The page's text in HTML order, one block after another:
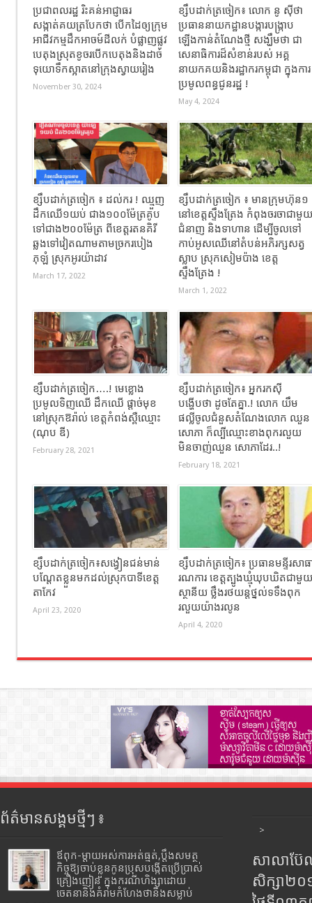
ប្រជាពលរដ្ឋ រិះគន់អាជ្ញាធរ
សង្កាត់គយត្របែកថា បើកដៃឲ្យក្រុម
អាជីវកម្មដឹកអាចម៍ដីលក់ បំផ្លាញផ្លូវ
បេតុងស្រុតខូចរបើកបេតុងនិងដាច់
ទុយោទឹកស្អាតនៅក្រុងស្វាយរៀង
November 30, 2024
ខ្សឹបដាក់ត្រចៀក៖ លោក នូ សុីថា
ប្រធាននាយកដ្ឋានបង្ការបង្ក្រាប
ឡើងកាន់តំណែងថ្មី សង្ឃឹមថា ជា
សេនាធិការដ៏សំខាន់របស់ អគ្គ
នាយកគយនិងរដ្ឋាករកម្ពុជា ក្នុងការ
ប្រមូលពន្ធជូនរដ្ឋ !
May 4, 2024
ខ្សឹបដាក់ត្រចៀក ៖ ដល់ករ ! ឈ្មួញ
ដឹកឈើ១យប់ ជាង១០០ម៉ែត្រគូប
ទៅជាង២០០ម៉ែត្រ ពីខេត្តរតនគិរី
ឆ្លងទៅវៀតណាមតាមច្រករបៀង
ភុឡំ ស្រុកអូរយ៉ាដាវ
March 17, 2022
ខ្សឹបដាក់ត្រចៀក ៖ មានក្រុមហ៊ុន១
នៅខេត្តស្ទឹងត្រែង កំពុងចរចាជាមួយ
ជំនាញ និងទាហាន ដើម្បីចូលទៅ
កាប់អូសឈើនៅតំបន់អភិរក្សសត្វ
ស្លាប ស្រុកសៀមប៉ាង ខេត្ត
ស្ទឹងត្រែង !
March 1, 2022
ខ្សឹបដាក់ត្រចៀក….! មេខ្លោង
ប្រមូលទិញឈើ ដឹកឈើ ផ្តាច់មុខ
នៅស្រុកឱរ៉ាល់ ខេត្តកំពង់ស្ពឺឈ្មោះ
(ណុប ឌី)
February 28, 2021
ខ្សឹបដាក់ត្រចៀក៖ អ្នករកស៊ី
បង្ហើបថា ដូចតែគ្នា.! លោក យឹម​
ផល្លីចូល​ជំនួសតំណែង​លោក ឈួន​
សោភា ក៏​ល្បីឈ្មោះ​ខាងពុករ​លួយ
មិន​ចាញ់ឈួន សោភាដែ​រ..!
February 18, 2021
ខ្សឹបដាក់ត្រចៀក៖សង្វៀនជន់មាន់
បណ្តែតខ្លួនមកដល់ស្រុកបាទីខេត្ត
តាកែវ
April 23, 2020
ខ្សឹបដាក់ត្រចៀក៖ ប្រធានមន្ទីរសាធ
រណការ ខេត្តត្បូងឃ្មុំឃុបឃិតជាមួយ
ស្ថានីយ ថ្លឹងរថយន្តថ្នល់ទទឹងពុក
រលួយយ៉ាងរលូន
April 4, 2020
ព័ត៌មានសង្គមថ្មីៗ ៖
ឪពុក-ម្ដាយអស់ការអត់ធ្មត់,ប្ដឹងសមត្ថ
កិច្ចឱ្យចាប់ខ្លួនកូនប្រុសបង្កើតប្រើប្រាស់
គ្រឿងញៀន ក្នុងករណីហិង្សាដោយ
ចេតនានិងគំរាមកំហែងថានឹងសម្លាប់
>
សាលាប៊ែ
សិក្សា២